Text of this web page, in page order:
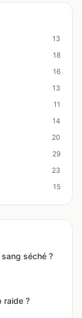
13
18
16
13
11
14
20
29
23
15
séché ?
raide ?